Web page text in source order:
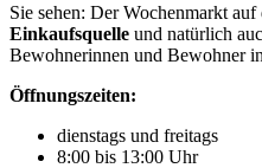
Sie sehen: Der Wochenmarkt
Einkaufsquelle und natürlich
Bewohnerinnen und Bewohner
Öffnungszeiten:
dienstags und freitags
8:00 bis 13:00 Uhr